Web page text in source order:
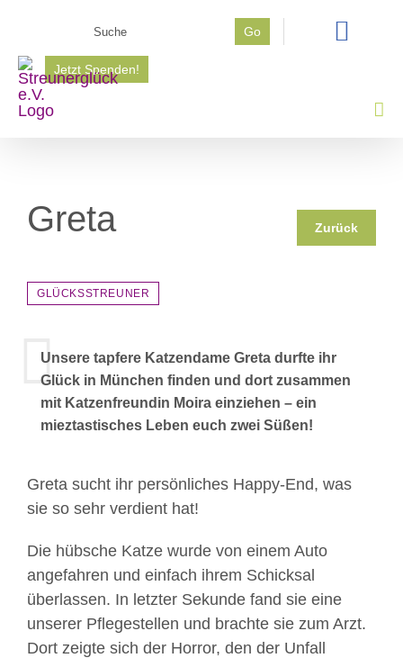
springen
Go
Jetzt Spenden!
Greta Zurück
GLÜCKSSTREUNER
Unsere tapfere Katzendame Greta durfte ihr
Glück in München finden und dort zusammen
mit Katzenfreundin Moira einziehen – ein
mieztastisches Leben euch zwei Süßen!
Greta sucht ihr persönliches Happy-End, was
sie so sehr verdient hat!
Die hübsche Katze wurde von einem Auto
angefahren und einfach ihrem Schicksal
überlassen. In letzter Sekunde fand sie eine
unserer Pflegestellen und brachte sie zum Arzt.
Dort zeigte sich der Horror, den der Unfall